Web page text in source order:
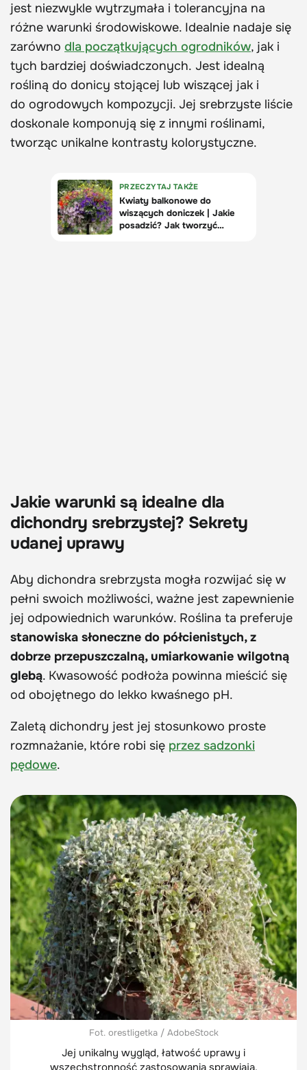
jest niezwykle wytrzymała i tolerancyjna na
różne warunki środowiskowe. Idealnie nadaje się
zarówno dla początkujących ogrodników, jak i
tych bardziej doświadczonych. Jest idealną
rośliną do donicy stojącej lub wiszącej jak i
do ogrodowych kompozycji. Jej srebrzyste liście
doskonale komponują się z innymi roślinami,
tworząc unikalne kontrasty kolorystyczne.
Jakie warunki są idealne dla
dichondry srebrzystej? Sekrety
udanej uprawy
Aby dichondra srebrzysta mogła rozwijać się w
pełni swoich możliwości, ważne jest zapewnienie
jej odpowiednich warunków. Roślina ta preferuje
stanowiska słoneczne do półcienistych, z
dobrze przepuszczalną, umiarkowanie wilgotną
glebą. Kwasowość podłoża powinna mieścić się
od obojętnego do lekko kwaśnego pH.
Zaletą dichondry jest jej stosunkowo proste
rozmnażanie, które robi się przez sadzonki
pędowe.
Fot. orestligetka / AdobeStock
Jej unikalny wygląd, łatwość uprawy i